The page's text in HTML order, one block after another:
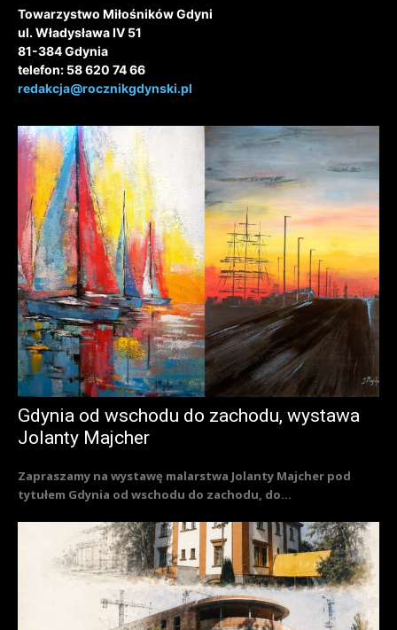
Towarzystwo Miłośników Gdyni
ul. Władysława IV 51
81-384 Gdynia
telefon: 58 620 74 66
redakcja@rocznikgdynski.pl
Gdynia od wschodu do zachodu, wystawa
Jolanty Majcher
Zapraszamy na wystawę malarstwa Jolanty Majcher pod
tytułem Gdynia od wschodu do zachodu, do...